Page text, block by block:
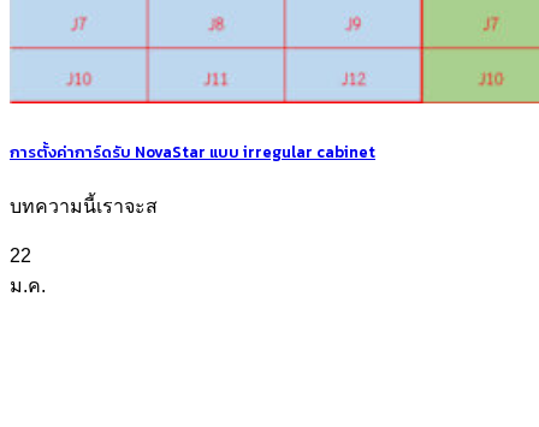
การตั้งค่าการ์ดรับ NovaStar แบบ irregular cabinet
บทความนี้เราจะส
22
ม.ค.